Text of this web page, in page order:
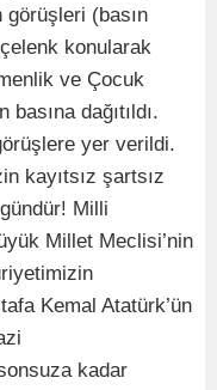
(basın
çelenk konularak
ve Çocuk
basına dağıtıldı.
yer verildi.
kayıtsız şartsız
Milli
Millet Meclisi’nin
Kemal Atatürk’ün
kadar